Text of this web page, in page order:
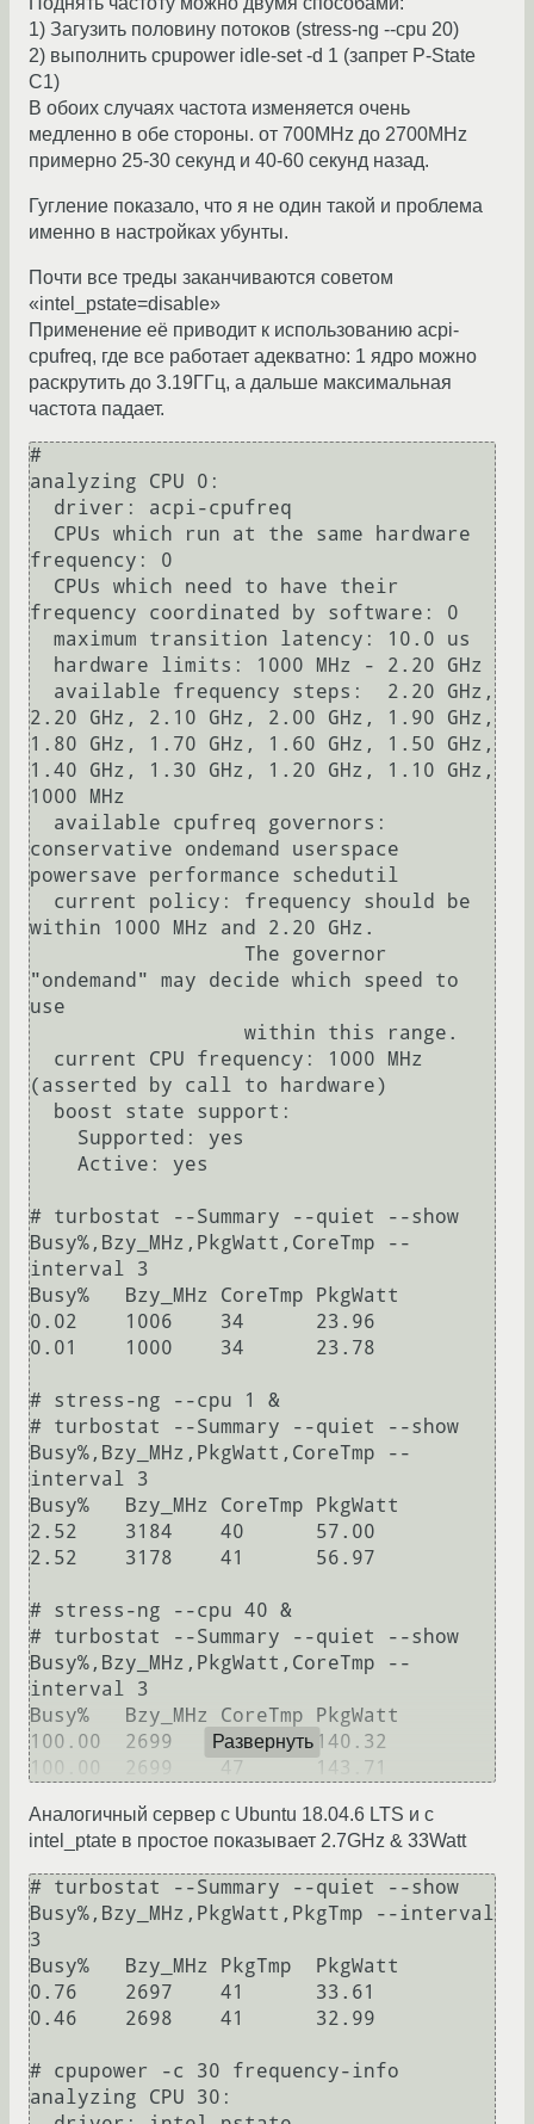
1) Загузить половину потоков (stress-ng --cpu 20)
2) выполнить cpupower idle-set -d 1 (запрет P-State
С1)
В обоих случаях частота изменяется очень
медленно в обе стороны. от 700MHz до 2700MHz
примерно 25-30 секунд и 40-60 секунд назад.
Гугление показало, что я не один такой и проблема
именно в настройках убунты.
Почти все треды заканчиваются советом
«intel_pstate=disable»
Применение её приводит к использованию acpi-
cpufreq, где все работает адекватно: 1 ядро можно
раскрутить до 3.19ГГц, а дальше максимальная
частота падает.
#
analyzing CPU 0:
frequency: 0
frequency coordinated by software: 0
2.20 GHz, 2.10 GHz, 2.00 GHz, 1.90 GHz,
1.80 GHz, 1.70 GHz, 1.60 GHz, 1.50 GHz,
1.40 GHz, 1.30 GHz, 1.20 GHz, 1.10 GHz,
1000 MHz
conservative ondemand userspace
powersave performance schedutil
within 1000 MHz and 2.20 GHz.
"ondemand" may decide which speed to
use
(asserted by call to hardware)
# turbostat --Summary --quiet --show
Busy%,Bzy_MHz,PkgWatt,CoreTmp --
interval 3
Busy%	Bzy_MHz	CoreTmp	PkgWatt
0.02	1006	34	23.96
0.01	1000	34	23.78
# stress-ng --cpu 1 &
# turbostat --Summary --quiet --show
Busy%,Bzy_MHz,PkgWatt,CoreTmp --
interval 3
Busy%	Bzy_MHz	CoreTmp	PkgWatt
2.52	3184	40	57.00
2.52	3178	41	56.97
# stress-ng --cpu 40 &
# turbostat --Summary --quiet --show
Busy%,Bzy_MHz,PkgWatt,CoreTmp --
interval 3
Busy%	Bzy_MHz	CoreTmp	PkgWatt
100.00	2699	46	140.32
Развернуть
Аналогичный сервер с Ubuntu 18.04.6 LTS и с
intel_ptate в простое показывает 2.7GHz & 33Watt
# turbostat --Summary --quiet --show
Busy%,Bzy_MHz,PkgWatt,PkgTmp --interval
3
Busy%	Bzy_MHz	PkgTmp	PkgWatt
0.76	2697	41	33.61
0.46	2698	41	32.99
# cpupower -c 30 frequency-info
analyzing CPU 30: